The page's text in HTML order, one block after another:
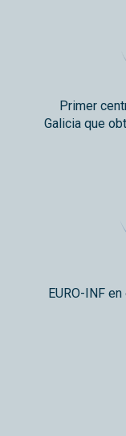
Primer
Galicia que
EURO-INF